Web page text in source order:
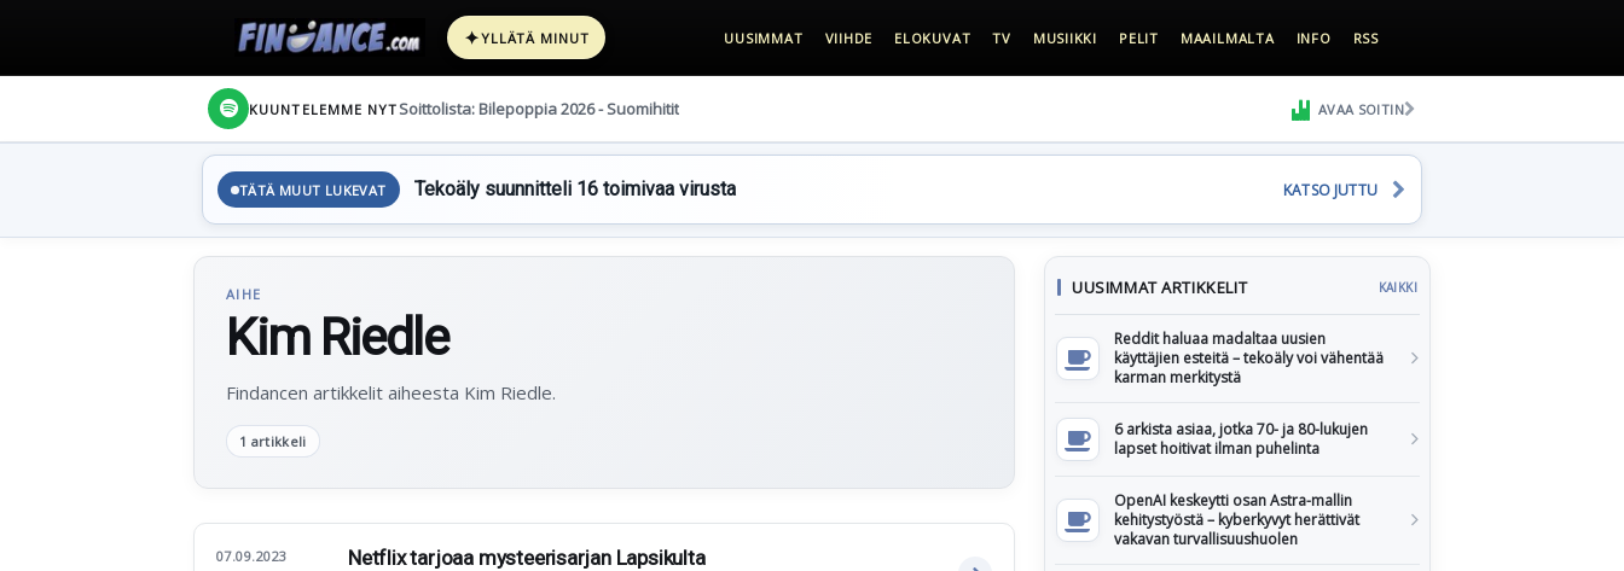
✦YLLÄTÄ MINUT UUSIMMAT VIIHDE ELOKUVAT TV MUSIIKKI PELIT MAAILMALTA INFO RSS
KUUNTELEMME NYT Soittolista: Bilepoppia 2026 - Suomihitit AVAA SOITIN
TÄTÄ MUUT LUKEVAT Tekoäly suunnitteli 16 toimivaa virusta KATSO JUTTU
AIHE
Kim Riedle
Findancen artikkelit aiheesta Kim Riedle.
1 artikkeli
07.09.2023 Netflix tarjoaa mysteerisarjan Lapsikulta
UUSIMMAT ARTIKKELIT KAIKKI
Reddit haluaa madaltaa uusien
käyttäjien esteitä – tekoäly voi vähentää
karman merkitystä
6 arkista asiaa, jotka 70- ja 80-lukujen
lapset hoitivat ilman puhelinta
OpenAI keskeytti osan Astra-mallin
kehitystyöstä – kyberkyvyt herättivät
vakavan turvallisuushuolen